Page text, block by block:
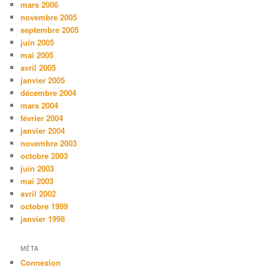
mars 2006
novembre 2005
septembre 2005
juin 2005
mai 2005
avril 2005
janvier 2005
décembre 2004
mars 2004
février 2004
janvier 2004
novembre 2003
octobre 2003
juin 2003
mai 2003
avril 2002
octobre 1999
janvier 1998
MÉTA
Connexion